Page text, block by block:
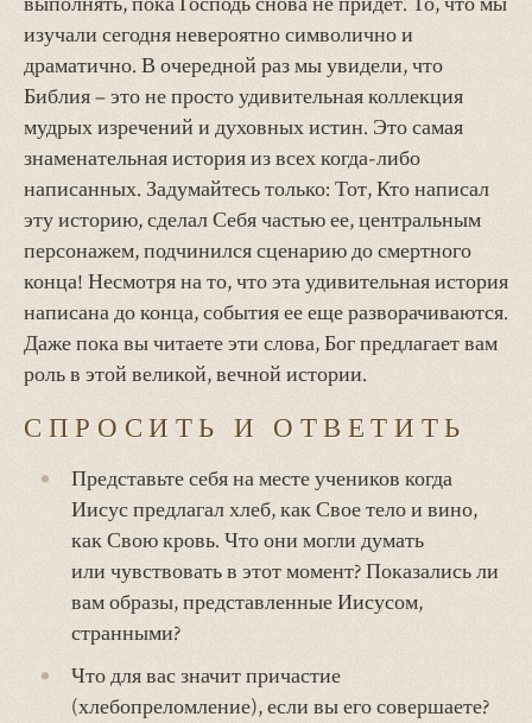
изучали сегодня невероятно символично и
драматично. В очередной раз мы увидели, что
Библия – это не просто удивительная коллекция
мудрых изречений и духовных истин. Это самая
знаменательная история из всех когда-либо
написанных. Задумайтесь только: Тот, Кто написал
эту историю, сделал Себя частью ее, центральным
персонажем, подчинился сценарию до смертного
конца! Несмотря на то, что эта удивительная история
написана до конца, события ее еще разворачиваются.
Даже пока вы читаете эти слова, Бог предлагает вам
роль в этой великой, вечной истории.
СПРОСИТЬ И ОТВЕТИТЬ
Представьте себя на месте учеников когда
Иисус предлагал хлеб, как Свое тело и вино,
как Свою кровь. Что они могли думать
или чувствовать в этот момент? Показались ли
вам образы, представленные Иисусом,
странными?
Что для вас значит причастие
(хлебопреломление), если вы его совершаете?